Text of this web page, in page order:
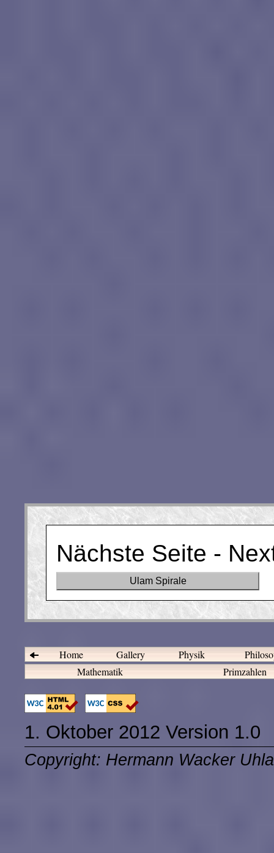
Nächste Seite -
Ulam Spirale
Home Gallery Physik
Mathematik
Primzahlen
1. Oktober 2012 Version 1.0
Copyright: Hermann Wacker